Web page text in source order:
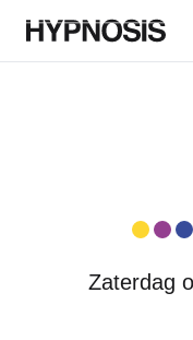
Skip to content
Zaterdag